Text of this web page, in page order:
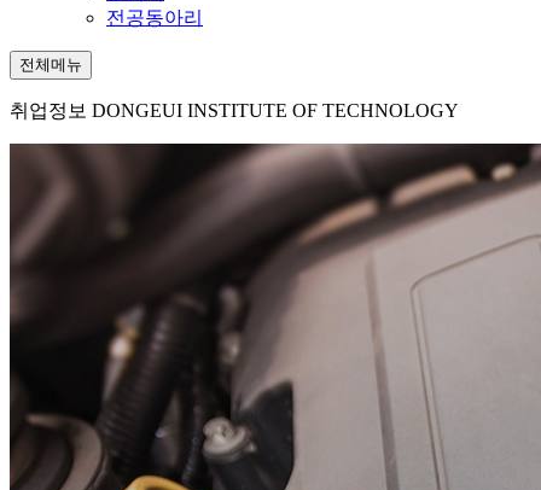
전공동아리
전체메뉴
취업정보 DONGEUI INSTITUTE OF TECHNOLOGY